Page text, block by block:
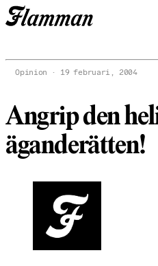
Opinion 19 februari, 2004
Angrip den
äganderätten!